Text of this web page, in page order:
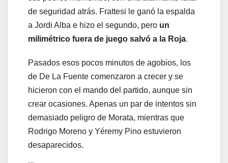
de seguridad atrás. Frattesi le ganó la espalda
a Jordi Alba e hizo el segundo, pero un
milimétrico fuera de juego salvó a la Roja.
Pasados esos pocos minutos de agobios, los
de De La Fuente comenzaron a crecer y se
hicieron con el mando del partido, aunque sin
crear ocasiones. Apenas un par de intentos sin
demasiado peligro de Morata, mientras que
Rodrigo Moreno y Yéremy Pino estuvieron
desaparecidos.